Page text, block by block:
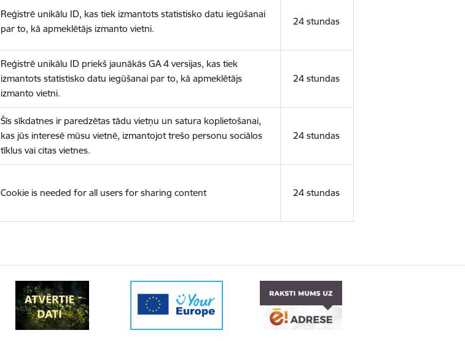
Reģistrē unikālu ID, kas tiek izmantots statistisko datu iegūšanai
par to, kā apmeklētājs izmanto vietni.
24 stundas
Reģistrē unikālu ID priekš jaunākās GA 4 versijas, kas tiek
izmantots statistisko datu iegūšanai par to, kā apmeklētājs
izmanto vietni.
24 stundas
Šīs sīkdatnes ir paredzētas tādu vietņu un satura koplietošanai,
kas jūs interesē mūsu vietnē, izmantojot trešo personu sociālos
tīklus vai citas vietnes.
24 stundas
Cookie is needed for all users for sharing content 24 stundas